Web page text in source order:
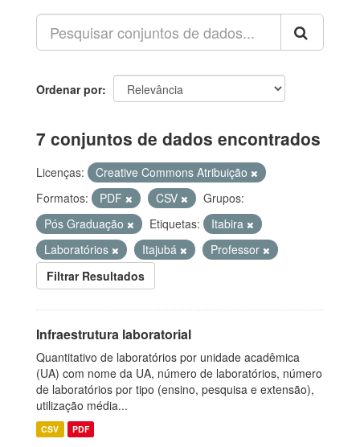
Ordenar por
7 conjuntos de dados encontrados
Licenças:
Creative Commons Atribuição
Formatos:
PDF CSV
Grupos:
Pós Graduação
Etiquetas:
Itabira
Laboratórios
Itajubá
Professor
Filtrar Resultados
Infraestrutura laboratorial
Quantitativo de laboratórios por unidade acadêmica
(UA) com nome da UA, número de laboratórios, número
de laboratórios por tipo (ensino, pesquisa e extensão),
utilização média...
CSV PDF